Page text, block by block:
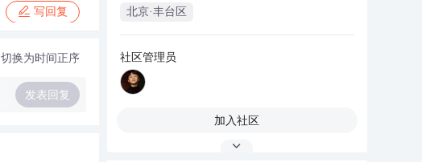
写回复
切换为时间正序
发表回复
北京·丰台区
社区管理员
加入社区